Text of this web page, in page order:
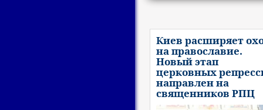
Киев расширяет
на православие.
Новый этап
церковных
направлен на
священников РПЦ